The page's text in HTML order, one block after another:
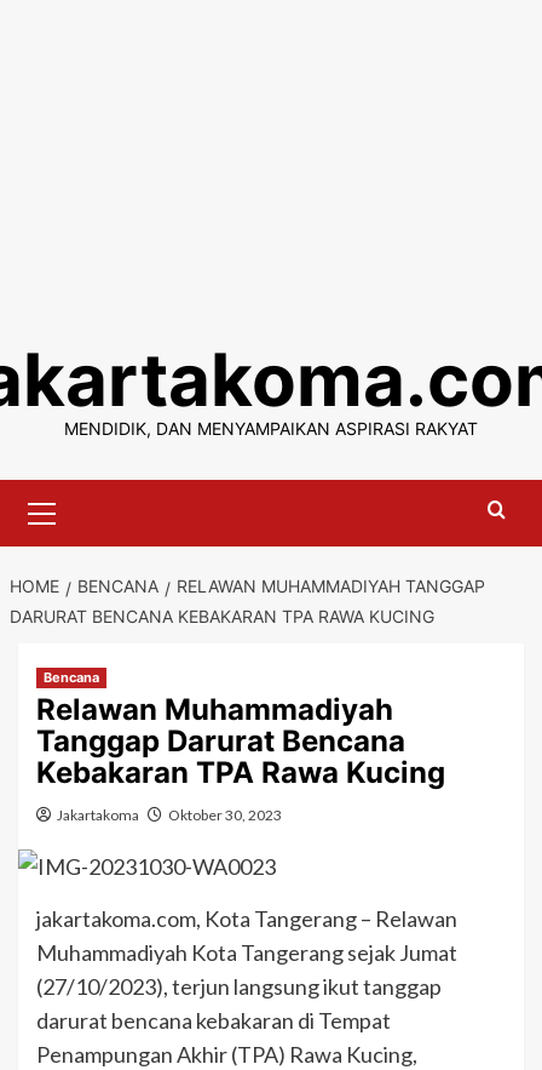
content
MENDIDIK, DAN MENYAMPAIKAN ASPIRASI RAKYAT
Menu
HOME BENCANA
RELAWAN MUHAMMADIYAH TANGGAP
DARURAT BENCANA KEBAKARAN TPA RAWA KUCING
Bencana
Relawan Muhammadiyah
Tanggap Darurat Bencana
Kebakaran TPA Rawa Kucing
Jakartakoma Oktober 30, 2023
jakartakoma.com, Kota Tangerang – Relawan
Muhammadiyah Kota Tangerang sejak Jumat
(27/10/2023), terjun langsung ikut tanggap
darurat bencana kebakaran di Tempat
Penampungan Akhir (TPA) Rawa Kucing,